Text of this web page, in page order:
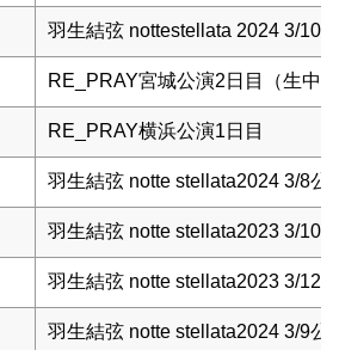
羽生結弦 nottestellata 2024 3/10
RE_PRAY宮城公演2日目（生中
RE_PRAY横浜公演1日目
羽生結弦 notte stellata2024 3/8公
羽生結弦 notte stellata2023 3/10
羽生結弦 notte stellata2023 3/12
羽生結弦 notte stellata2024 3/9公